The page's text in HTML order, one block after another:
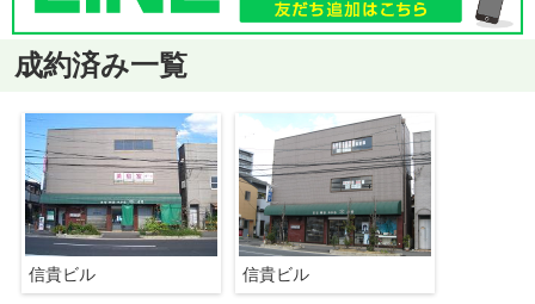
成約済み一覧
信貴ビル 信貴ビル